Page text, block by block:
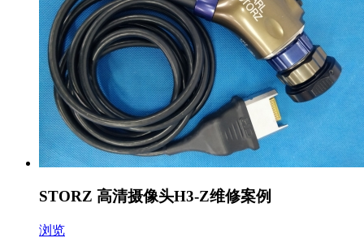
STORZ 高清摄像头H3-Z维修案例
浏览